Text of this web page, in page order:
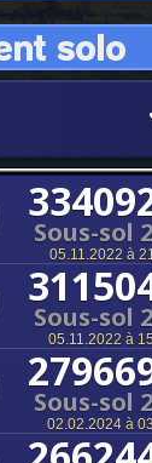
Sous-sol
05.11.2022 à
Sous-sol
05.11.2022 à
Sous-sol
02.02.2024 à